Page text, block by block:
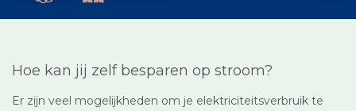
Hoe kan jij zelf besparen op stroom?
Er zijn veel mogelijkheden om je elektriciteitsverbruik te